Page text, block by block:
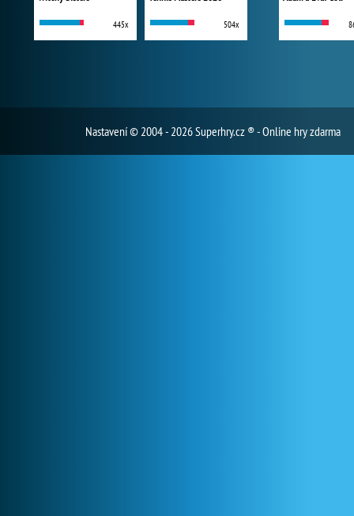
445x 504x
Nastavení© 2004 - 2026 Superhry.cz ® - Online hry zdarma